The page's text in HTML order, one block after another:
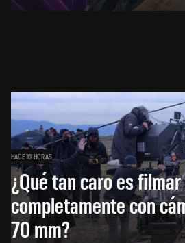
HACE 16 HORAS
¿Qué tan caro es
completamente con
70 mm?